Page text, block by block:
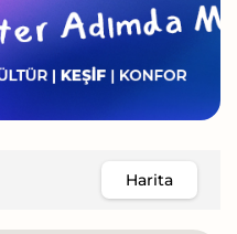
Harita